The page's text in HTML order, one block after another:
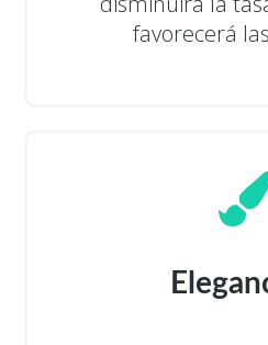
favorecerá